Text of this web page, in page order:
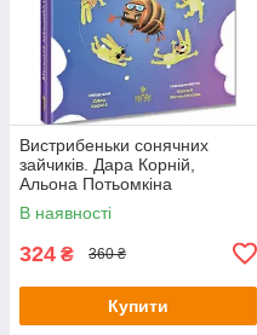
Вистрибеньки сонячних
зайчиків. Дара Корній,
Альона Потьомкіна
В наявності
324 ₴ 360 ₴
Купити